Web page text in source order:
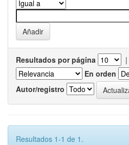
Resultados por página |
En orden
Autor/registro
Resultados 1-1 de 1.